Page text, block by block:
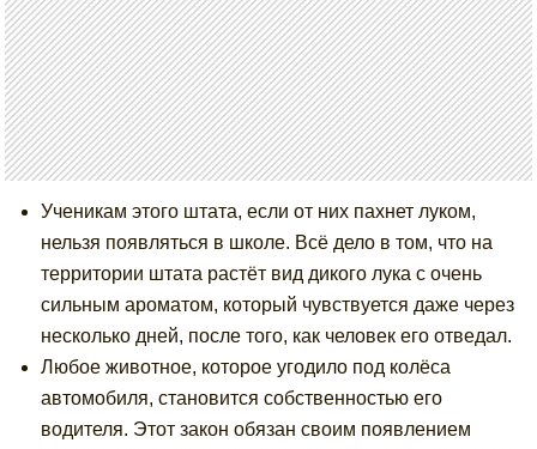
Ученикам этого штата, если от них пахнет луком,
нельзя появляться в школе. Всё дело в том, что на
территории штата растёт вид дикого лука с очень
сильным ароматом, который чувствуется даже через
несколько дней, после того, как человек его отведал.
Любое животное, которое угодило под колёса
автомобиля, становится собственностью его
водителя. Этот закон обязан своим появлением